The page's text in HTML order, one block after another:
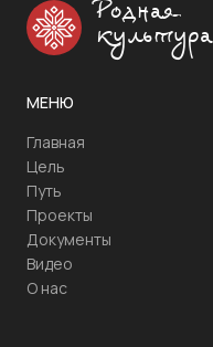
Родная
культура
МЕНЮ
Главная
Цель
Путь
Проекты
Документы
Видео
О нас